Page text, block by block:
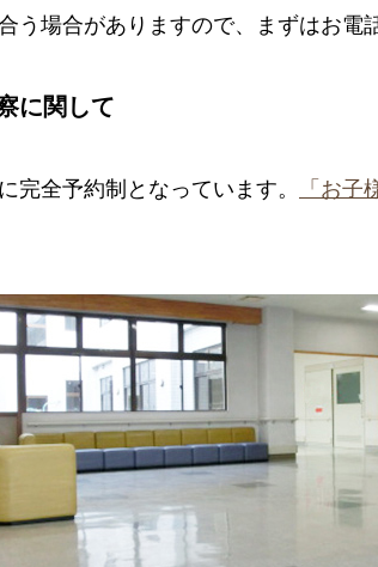
う場合がありますので、まずはお電
に関して
完全予約制となっています。
「お子